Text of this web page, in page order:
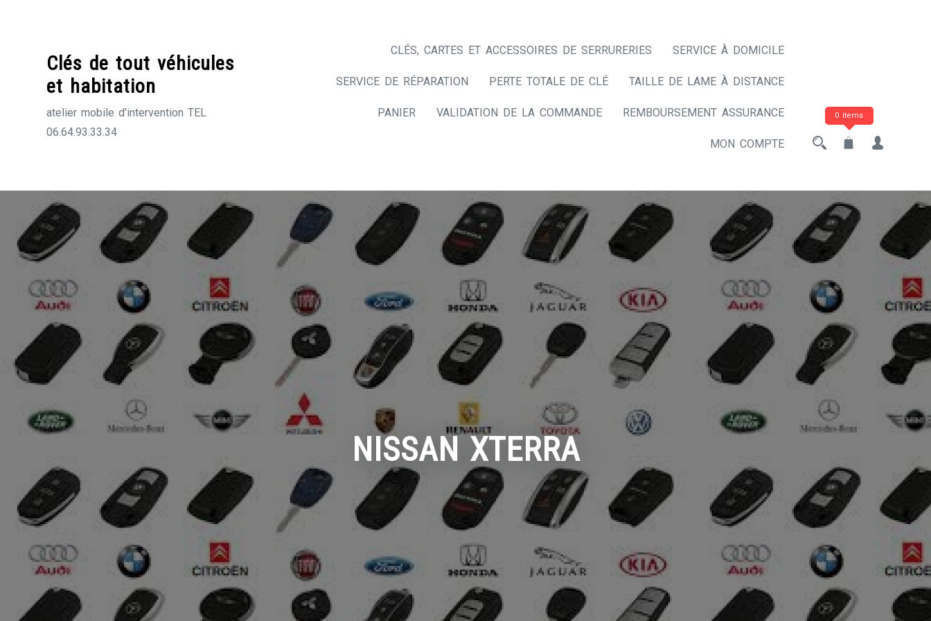
Clés de tout véhicules
et habitation
atelier mobile d'intervention TEL
06.64.93.33.34
CLÉS, CARTES ET ACCESSOIRES DE SERRURERIES SERVICE À DOMICILE
SERVICE DE RÉPARATION PERTE TOTALE DE CLÉ TAILLE DE LAME À DISTANCE
PANIER VALIDATION DE LA COMMANDE REMBOURSEMENT ASSURANCE
MON COMPTE
0 items
NISSAN XTERRA